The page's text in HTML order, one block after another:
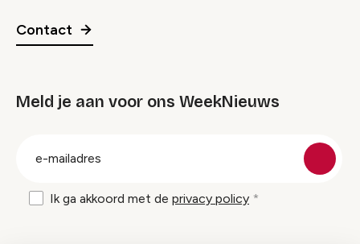
Contact
Meld je aan voor ons WeekNieuws
Ik ga akkoord met de privacy policy